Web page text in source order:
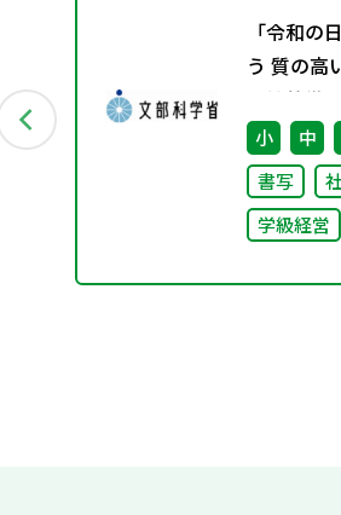
「令和の
う 質の高
環境整備
について
小 中
書写
学級経営